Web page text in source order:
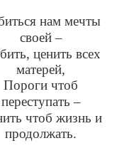
нам мечты
своей–
ценить всех
матерей,
Пороги чтоб
переступать–
чтоб жизнь и
продолжать.